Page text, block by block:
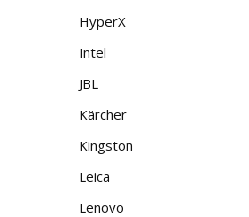
HyperX
Intel
JBL
Kärcher
Kingston
Leica
Lenovo